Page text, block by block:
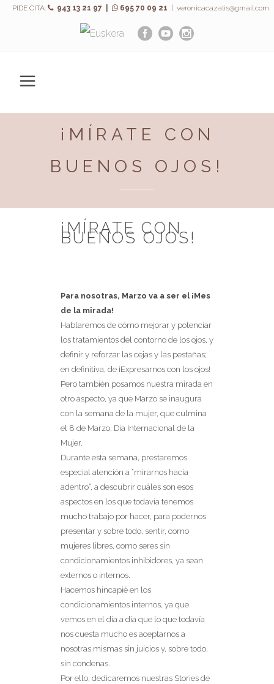
PIDE CITA: 943 13 21 97 | 695 70 09 21 | veronicacazalis@gmail.com
¡MÍRATE CON
BUENOS OJOS!
¡MÍRATE CON
BUENOS OJOS!
Para nosotras, Marzo va a ser el ¡Mes
de la mirada!
Hablaremos de cómo mejorar y potenciar
los tratamientos del contorno de los ojos, y
definir y reforzar las cejas y las pestañas;
en definitiva, de ¡Expresarnos con los ojos!
Pero también posamos nuestra mirada en
otro aspecto, ya que Marzo se inaugura
con la semana de la mujer, que culmina
el 8 de Marzo, Día Internacional de la
Mujer.
Durante esta semana, prestaremos
especial atención a “mirarnos hacia
adentro”, a descubrir cuáles son esos
aspectos en los que todavía tenemos
mucho trabajo por hacer, para podernos
presentar y sobre todo, sentir, como
mujeres libres, como seres sin
condicionamientos inhibidores, ya sean
externos o internos.
Hacemos hincapié en los
condicionamientos internos, ya que
vemos en el día a día que lo que todavía
nos cuesta mucho es aceptarnos a
nosotras mismas sin juicios y, sobre todo,
sin condenas.
Por ello, dedicaremos nuestras Stories de